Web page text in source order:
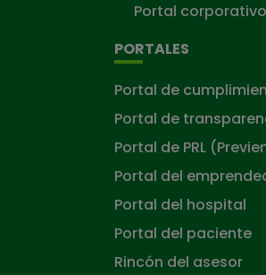
Portal corporativo
PORTALES
Portal de
Portal de
Portal de PRL
Portal del
Portal del hospital
Portal del paciente
Rincón del asesor